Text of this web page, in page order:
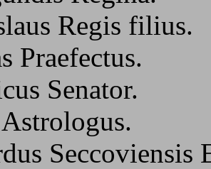
Regis filius.
Praefectus.
Senator.
Seccoviensis